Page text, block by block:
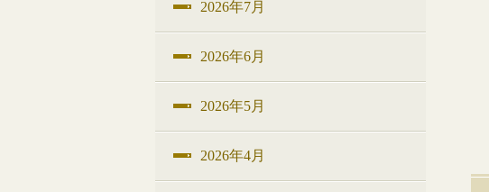
2026年7月
2026年6月
2026年5月
2026年4月